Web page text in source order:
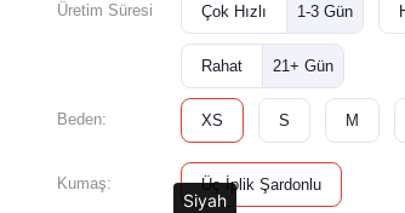
Üretim Süresi Çok Hızlı 1-3 Gün
Rahat 21+ Gün
Beden: XS S M
Kumaş: Üç İplik Şardonlu
Siyah